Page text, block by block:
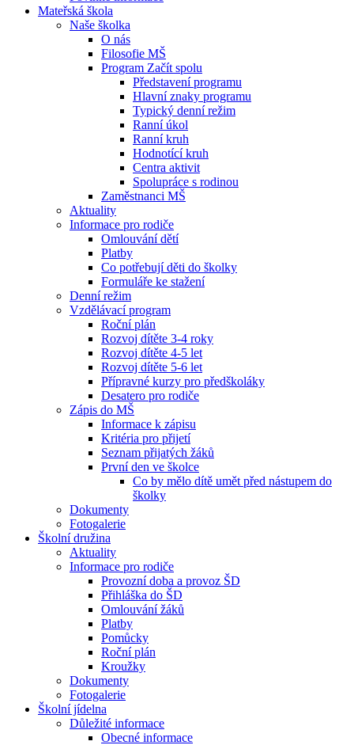
Mateřská škola
Naše školka
O nás
Filosofie MŠ
Program Začít spolu
Představení programu
Hlavní znaky programu
Typický denní režim
Ranní úkol
Ranní kruh
Hodnotící kruh
Centra aktivit
Spolupráce s rodinou
Zaměstnanci MŠ
Aktuality
Informace pro rodiče
Omlouvání dětí
Platby
Co potřebují děti do školky
Formuláře ke stažení
Denní režim
Vzdělávací program
Roční plán
Rozvoj dítěte 3-4 roky
Rozvoj dítěte 4-5 let
Rozvoj dítěte 5-6 let
Přípravné kurzy pro předškoláky
Desatero pro rodiče
Zápis do MŠ
Informace k zápisu
Kritéria pro přijetí
Seznam přijatých žáků
První den ve školce
Co by mělo dítě umět před nástupem do
školky
Dokumenty
Fotogalerie
Školní družina
Aktuality
Informace pro rodiče
Provozní doba a provoz ŠD
Přihláška do ŠD
Omlouvání žáků
Platby
Pomůcky
Roční plán
Kroužky
Dokumenty
Fotogalerie
Školní jídelna
Důležité informace
Obecné informace